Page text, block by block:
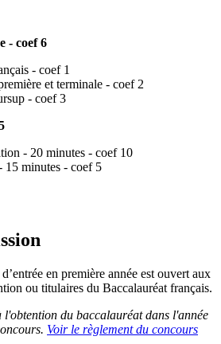
- coef 6
- coef 1
et terminale - coef 2
- coef 3
- 20 minutes - coef 10
15 minutes - coef 5
en première année est ouvert aux
ou titulaires du Baccalauréat français.
l'obtention du baccalauréat dans l'année
Voir le règlement du concours